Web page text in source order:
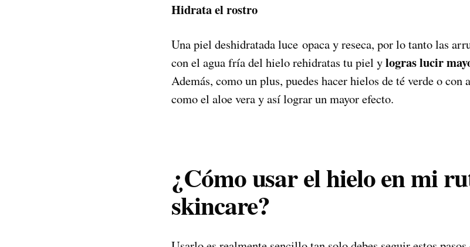
Hidrata el rostro
Una piel deshidratada luce opaca y reseca, por lo tanto las
con el agua fría del hielo rehidratas tu piel ylogras lucir
Además, como un plus, puedes hacer hielos de té verde o
como el aloe vera y así lograr un mayor efecto.
¿Cómo usar el hielo en mi
skincare?